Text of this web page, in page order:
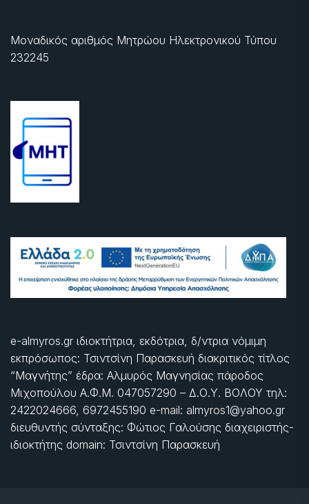
Μοναδικός αριθμός Μητρώου Ηλεκτρονικού Τύπου
232245
e-almyros.gr ιδιοκτήτρια, εκδότρια, δ/ντρια νόμιμη
εκπρόσωπος: Τσιντσίνη Παρασκευή διακριτικός τίτλος
“Μαγνήτης” έδρα: Αλμυρός Μαγνησίας πάροδος
Μιχοπούλου Α.Φ.Μ. 047057290 – Δ.Ο.Υ. ΒΟΛΟΥ τηλ:
2422024666, 6972455190 e-mail: almyros1@yahoo.gr
διευθυντής σύνταξης: Φώτιος Γαλούσης διαχειριστής-
ιδιοκτήτης domain: Τσιντσίνη Παρασκευή